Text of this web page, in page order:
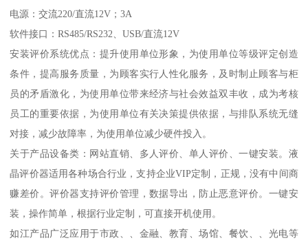
电源：交流220/直流12V；3A
软件接口：RS485/RS232、USB/直流12V
安装评价系统优点：提升使用单位形象，为使用单位等级评定创造
条件，提高服务质量，为顾客实行人性化服务，及时制止顾客与柜
员的矛盾激化，为使用单位带来经济与社会效益双丰收，成为考核
员工的重要依据，为使用单位有关决策提供依据，与排队系统无缝
对接，减少故障率，为使用单位减少硬件投入。
关于产品设备类：网站直销、多人评价、单人评价、一键安装。液
晶评价器适用各种场合行业，支持企业VIP定制，正规，没有中间商
赚差价。评价器支持评价管理，数据导出，防止恶意评价。一键安
装，操作简单，根据行业定制，可直接开机使用。
如江产品广泛应用于市政、、金融、教育、场馆、餐饮、、光电等